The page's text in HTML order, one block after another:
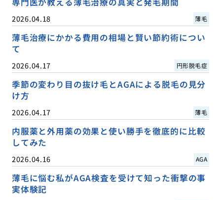
2026.04.18 薄毛
薄毛治療にかかる費用の相場と賢い節約術につい
て
2026.04.17 円形脱毛症
季節の変わり目の抜け毛とAGAによる脱毛の見分
け方
2026.04.17 薄毛
内服薬と外用薬の効果と使い勝手を徹底的に比較
してみた
2026.04.16 AGA
薄毛に悩む私がAGA検査を受けて知った衝撃の事
実体験記